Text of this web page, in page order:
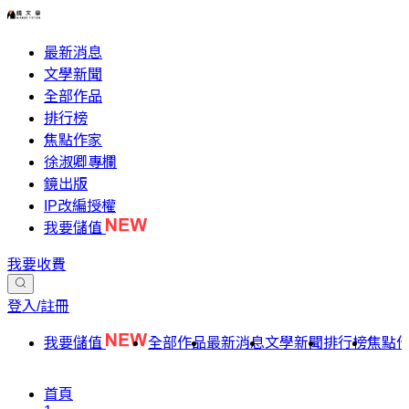
最新消息
文學新聞
全部作品
排行榜
焦點作家
徐淑卿專欄
鏡出版
IP改編授權
我要儲值
我要收費
登入/註冊
我要儲值 全部作品最新消息文學新聞排行榜焦點
首頁